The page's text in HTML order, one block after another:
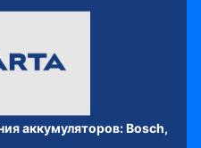
аккумуляторов: Bosch,